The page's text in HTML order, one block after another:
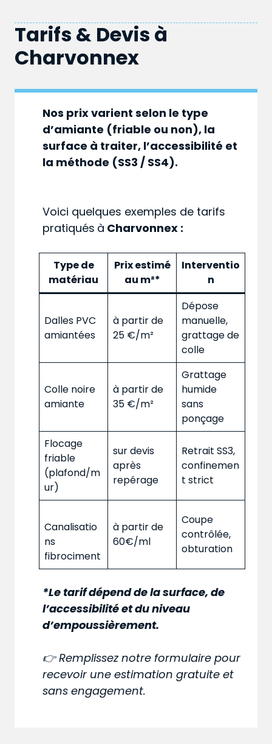
Tarifs & Devis à
Charvonnex
Nos prix varient selon le type
d’amiante (friable ou non), la
surface à traiter, l’accessibilité et
la méthode (SS3 / SS4).
Voici quelques exemples de tarifs
pratiqués à Charvonnex :
Type de
matériau
Prix estimé
au m²*
Interventio
n
Dalles PVC
amiantées
à partir de
25 €/m²
Dépose
manuelle,
grattage de
colle
Colle noire
amiante
à partir de
35 €/m²
Grattage
humide
sans
ponçage
Flocage
friable
(plafond/m
ur)
sur devis
après
repérage
Retrait SS3,
confinemen
t strict
Canalisatio
ns
fibrociment
à partir de
60€/ml
Coupe
contrôlée,
obturation
*Le tarif dépend de la surface, de
l’accessibilité et du niveau
d’empoussièrement.
👉 Remplissez notre formulaire pour
recevoir une estimation gratuite et
sans engagement.